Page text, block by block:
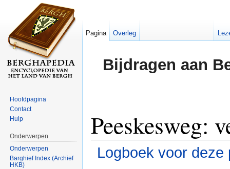
Bijdragen aan
Peeskesweg:
Logboek voor deze
Pagina Overleg
Hoofdpagina
Contact
Hulp
Onderwerpen
Onderwerpen
Barghief Index (Archief
HKB)